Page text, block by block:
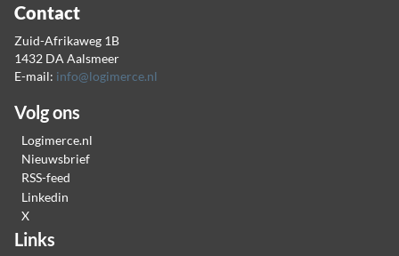
Contact
Zuid-Afrikaweg 1B
1432 DA Aalsmeer
E-mail: info@logimerce.nl
Volg ons
Logimerce.nl
Nieuwsbrief
RSS-feed
Linkedin
X
Links